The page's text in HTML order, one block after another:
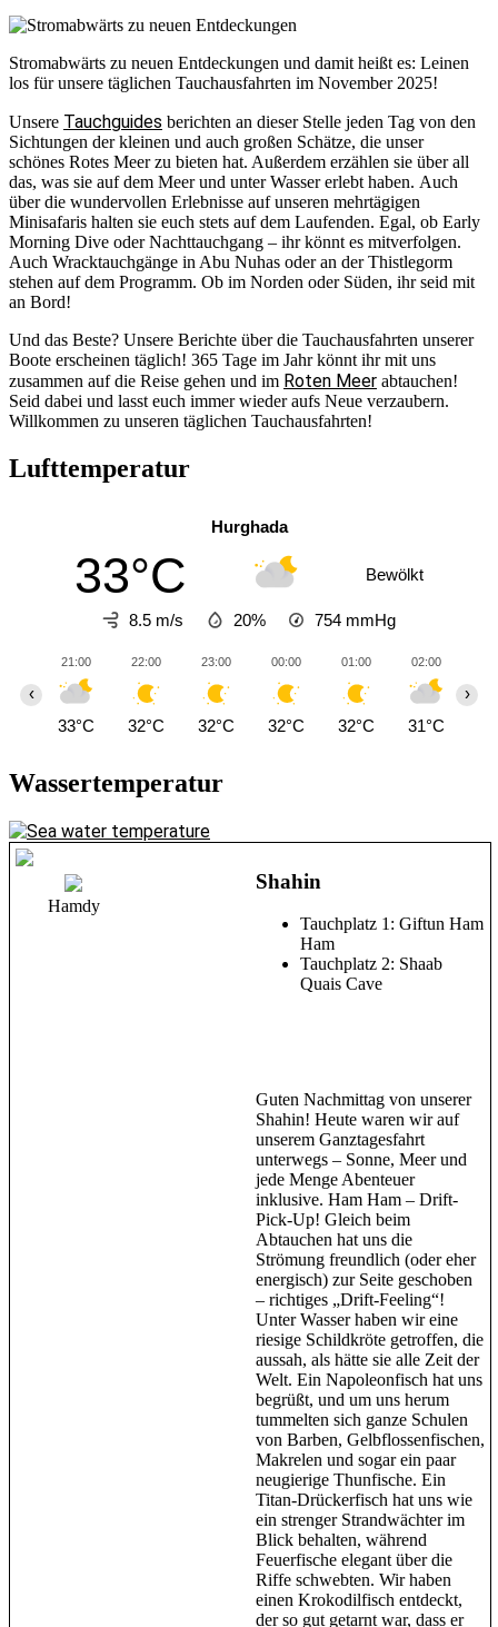
Stromabwärts zu neuen Entdeckungen und damit heißt es: Leinen
los für unsere täglichen Tauchausfahrten im November 2025!
Unsere Tauchguides berichten an dieser Stelle jeden Tag von den
Sichtungen der kleinen und auch großen Schätze, die unser
schönes Rotes Meer zu bieten hat. Außerdem erzählen sie über all
das, was sie auf dem Meer und unter Wasser erlebt haben. Auch
über die wundervollen Erlebnisse auf unseren mehrtägigen
Minisafaris halten sie euch stets auf dem Laufenden. Egal, ob Early
Morning Dive oder Nachttauchgang – ihr könnt es mitverfolgen.
Auch Wracktauchgänge in Abu Nuhas oder an der Thistlegorm
stehen auf dem Programm. Ob im Norden oder Süden, ihr seid mit
an Bord!
Und das Beste? Unsere Berichte über die Tauchausfahrten unserer
Boote erscheinen täglich! 365 Tage im Jahr könnt ihr mit uns
zusammen auf die Reise gehen und im Roten Meer abtauchen!
Seid dabei und lasst euch immer wieder aufs Neue verzaubern.
Willkommen zu unseren täglichen Tauchausfahrten!
Lufttemperatur
Hurghada
33°C Bewölkt
8.5 m/s 20% 754 mmHg
21:00
33°C
22:00
32°C
23:00
32°C
00:00
32°C
01:00
32°C
02:00
31°C
‹ ›
Wassertemperatur
Hamdy
Shahin
Tauchplatz 1: Giftun Ham
Ham
Tauchplatz 2: Shaab
Quais Cave
Guten Nachmittag von unserer
Shahin! Heute waren wir auf
unserem Ganztagesfahrt
unterwegs – Sonne, Meer und
jede Menge Abenteuer
inklusive. Ham Ham – Drift-
Pick-Up! Gleich beim
Abtauchen hat uns die
Strömung freundlich (oder eher
energisch) zur Seite geschoben
– richtiges „Drift-Feeling“!
Unter Wasser haben wir eine
riesige Schildkröte getroffen, die
aussah, als hätte sie alle Zeit der
Welt. Ein Napoleonfisch hat uns
begrüßt, und um uns herum
tummelten sich ganze Schulen
von Barben, Gelbflossenfischen,
Makrelen und sogar ein paar
neugierige Thunfische. Ein
Titan-Drückerfisch hat uns wie
ein strenger Strandwächter im
Blick behalten, während
Feuerfische elegant über die
Riffe schwebten. Wir haben
einen Krokodilfisch entdeckt,
der so gut getarnt war, dass er